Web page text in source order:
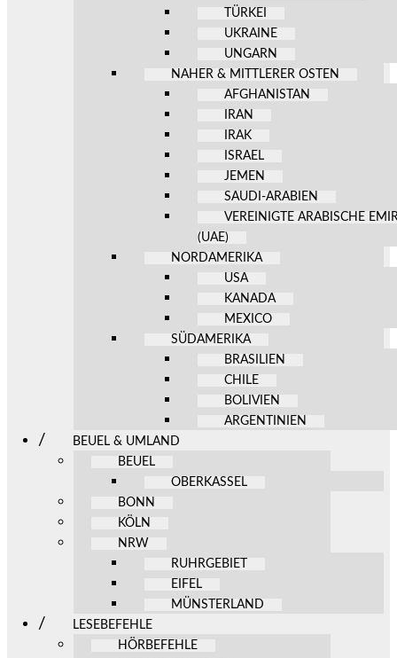
TÜRKEI
UKRAINE
UNGARN
NAHER & MITTLERER OSTEN
AFGHANISTAN
IRAN
IRAK
ISRAEL
JEMEN
SAUDI-ARABIEN
VEREINIGTE ARABISCHE
(UAE)
NORDAMERIKA
USA
KANADA
MEXICO
SÜDAMERIKA
BRASILIEN
CHILE
BOLIVIEN
ARGENTINIEN
BEUEL & UMLAND
BEUEL
OBERKASSEL
BONN
KÖLN
NRW
RUHRGEBIET
EIFEL
MÜNSTERLAND
LESEBEFEHLE
HÖRBEFEHLE